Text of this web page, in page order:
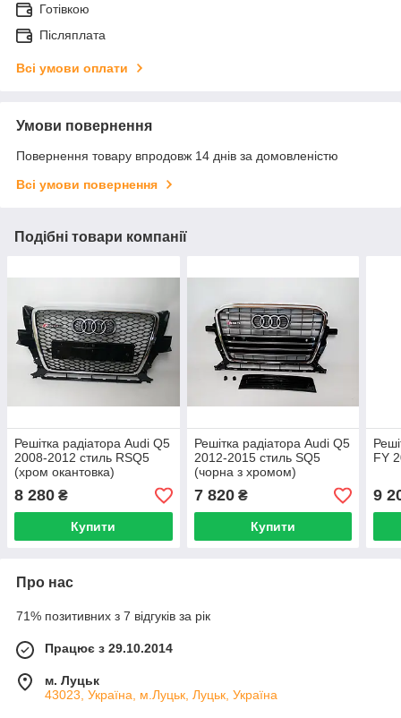
Готівкою
Післяплата
Всі умови оплати
Умови повернення
Повернення товару впродовж 14 днів за домовленістю
Всі умови повернення
Подібні товари компанії
Решітка радіатора Audi Q5
2008-2012 стиль RSQ5
(хром окантовка)
8 280 ₴
Купити
Решітка радіатора Audi Q5
2012-2015 стиль SQ5
(чорна з хромом)
7 820₴
Купити
FY
9
Про нас
71% позитивних з 7 відгуків за рік
Працює з 29.10.2014
м. Луцьк
43023, Україна, м.Луцьк, Луцьк, Україна